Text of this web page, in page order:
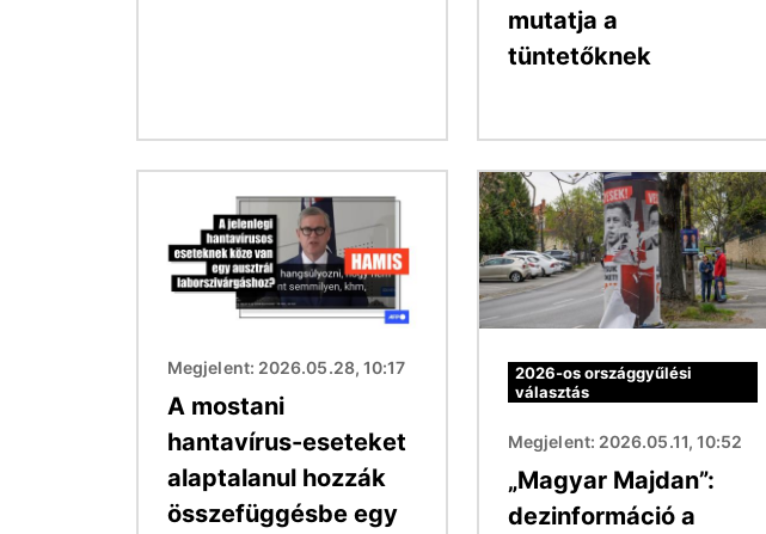
mutatja a
tüntetőknek
Megjelent: 2026.05.28, 10:17
A mostani
hantavírus-eseteket
alaptalanul hozzák
összefüggésbe egy
Kép
2026-os országgyűlési
választás
Megjelent: 2026.05.11, 10:52
„Magyar Majdan”:
dezinformáció a